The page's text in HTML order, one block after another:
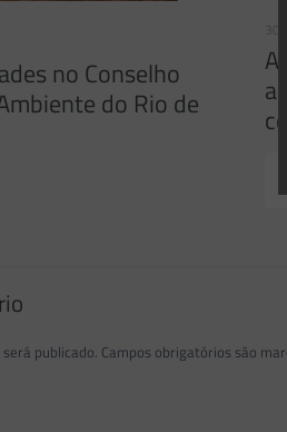
no Conselho
do Rio de
publicado. Campos obrigatórios são